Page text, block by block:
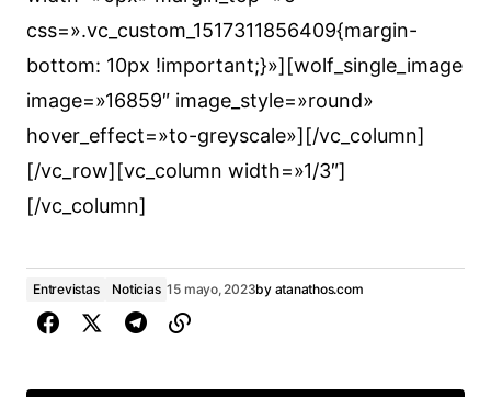
css=».vc_custom_1517311856409{margin-
bottom: 10px !important;}»][wolf_single_image
image=»16859″ image_style=»round»
hover_effect=»to-greyscale»][/vc_column]
[/vc_row][vc_column width=»1/3″]
[/vc_column]
Entrevistas Noticias 15 mayo, 2023by atanathos.com